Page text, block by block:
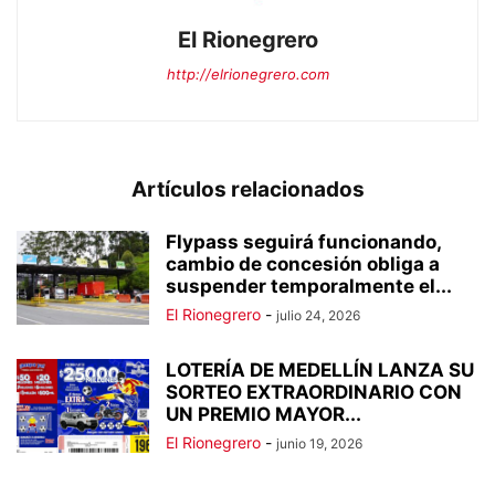
El Rionegrero
http://elrionegrero.com
Artículos relacionados
Flypass seguirá funcionando,
cambio de concesión obliga a
suspender temporalmente el...
El Rionegrero - julio 24, 2026
LOTERÍA DE MEDELLÍN LANZA SU
SORTEO EXTRAORDINARIO CON
UN PREMIO MAYOR...
El Rionegrero - junio 19, 2026